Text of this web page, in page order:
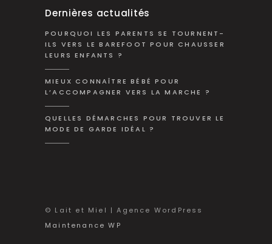
Dernières actualités
POURQUOI LES PARENTS SE TOURNENT-
ILS VERS LE BAREFOOT POUR CHAUSSER
LEURS ENFANTS ?
MIEUX CONNAÎTRE BÉBÉ POUR
L’ACCOMPAGNER VERS LA MARCHE ?
QUELLES DÉMARCHES POUR TROUVER LE
MODE DE GARDE IDÉAL ?
© Lait et Miel | Agence WordPress
Maintenance WP